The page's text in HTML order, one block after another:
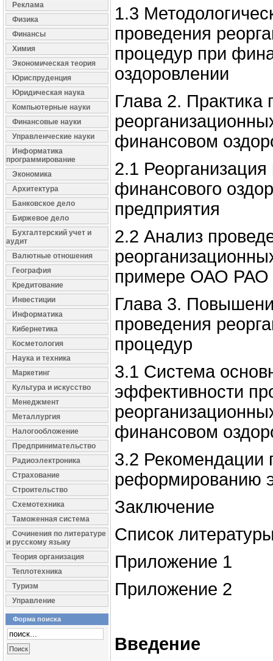
Реклама
Физика
Финансы
Химия
Экономическая теория
Юриспруденция
Юридическая наука
Компьютерные науки
Финансовые науки
Управленческие науки
Информатика
программирование
Экономика
Архитектура
Банковское дело
Биржевое дело
Бухгалтерский учет и
аудит
Валютные отношения
География
Кредитование
Инвестиции
Информатика
Кибернетика
Косметология
Наука и техника
Маркетинг
Культура и искусство
Менеджмент
Металлургия
Налогообложение
Предпринимательство
Радиоэлектроника
Страхование
Строительство
Схемотехника
Таможенная система
Сочинения по литературе
и русскому языку
Теория организация
Теплотехника
Туризм
Управление
Форма поиска
1.3
проведения
процедур при
оздоровлении
Глава 2. Практика
финансовом
2.1 Реорганизация
финансового
предприятия
2.2 Анализ
примере ОАО РАО
Глава 3.
проведения
процедур
3.1 Система
эффективности
финансовом
3.2 Рекомендации
реформированию
Заключение
Список
Приложение 1
Приложение 2
Введение